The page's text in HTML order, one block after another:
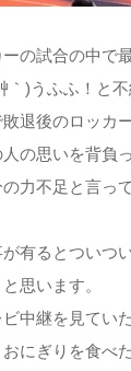
の試合の中で
｀)うふふ！と
退後のロッカ
の思いを背負
力不足と言っ
が有るとつい
思います。
中継を見てい
にぎりを食べ